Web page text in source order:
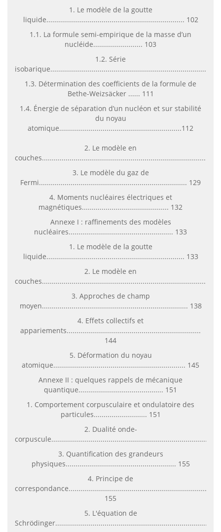
1. Le modèle de la goutte
liquide...................................................................... 102
1.1. La formule semi-empirique de la masse d’un
nucléide......................... 103
1.2. Série
1.3. Détermination des coefficients de la formule de
Bethe-Weizsäcker ...... 111
1.4. Énergie de séparation d’un nucléon et sur stabilité
du noyau
atomique..............................................................112
2. Le modèle en
couches....................................................................................113
3. Le modèle du gaz de
Fermi........................................................................... 129
4. Moments nucléaires électriques et
magnétiques............................................ 132
Annexe I : raffinements des modèles
nucléaires..................................................... 133
1. Le modèle de la goutte
liquide...................................................................... 133
2. Le modèle en
couches...................................................................................134
3. Approches de champ
moyen.......................................................................... 138
4. Effets collectifs et
appariements....................................................................
144
5. Déformation du noyau
atomique................................................................... 145
Annexe II : quelques rappels de mécanique
quantique........................................... 151
1. Comportement corpusculaire et ondulatoire des
particules........................... 151
2. Dualité onde-
corpuscule................................................................................152
3. Quantification des grandeurs
physiques........................................................ 155
4. Principe de
correspondance...........................................................................
155
5. L'équation de
Schrödinger.............................................................................155